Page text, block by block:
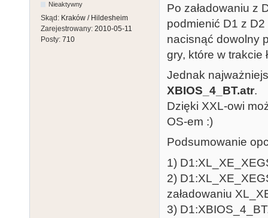
Nieaktywny
Skąd: Kraków / Hildesheim
Zarejestrowany: 2010-05-11
Posty: 710
Po załadowaniu z
podmienić D1 z
nacisnąć dowolny
gry, które w trakcie
Jednak
XBIOS_4_BT.atr.
Dzięki XXL-owi
OS-em :)
Podsumowanie
1)
2)
załadowaniu
3)